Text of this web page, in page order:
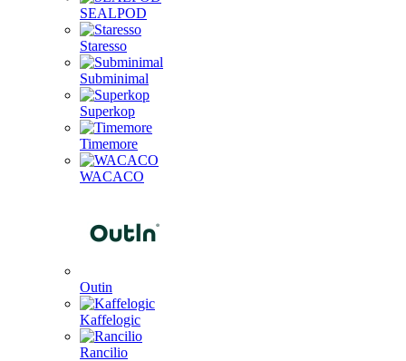
SEALPOD
Staresso
Subminimal
Superkop
Timemore
WACACO
Outin
Kaffelogic
Rancilio